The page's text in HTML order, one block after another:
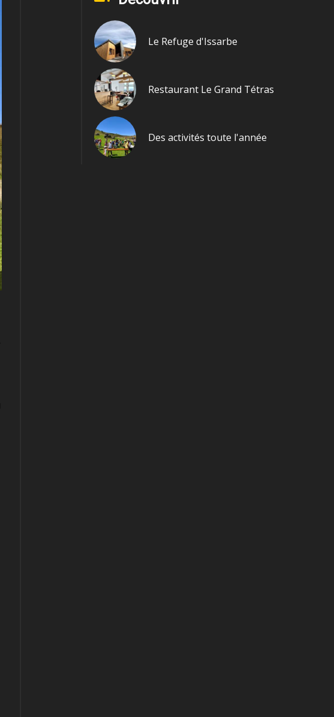
Le Refuge d'Issarbe
Restaurant Le Grand Tétras
Des activités toute l'année